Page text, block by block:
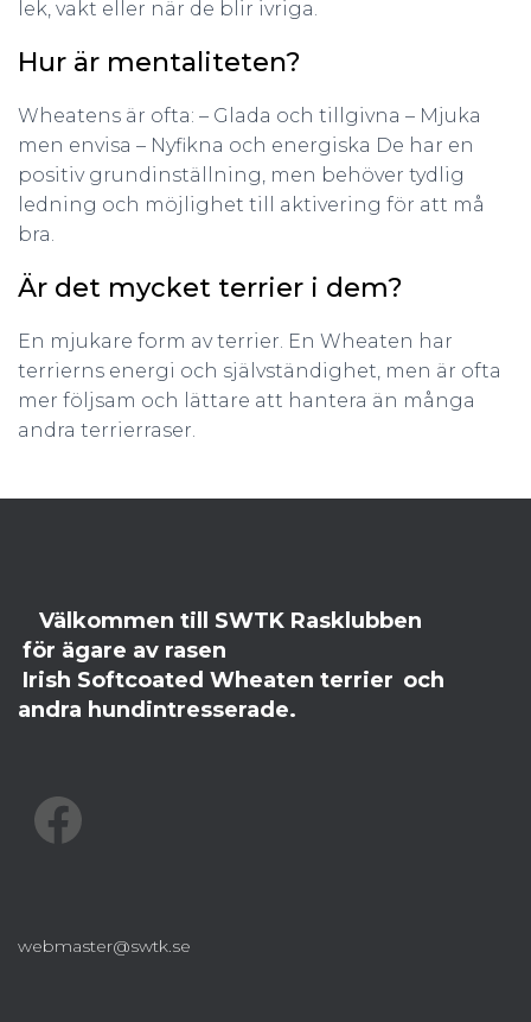
lek, vakt eller när de blir ivriga.
Hur är mentaliteten?
Wheatens är ofta: – Glada och tillgivna – Mjuka
men envisa – Nyfikna och energiska De har en
positiv grundinställning, men behöver tydlig
ledning och möjlighet till aktivering för att må
bra.
Är det mycket terrier i dem?
En mjukare form av terrier. En Wheaten har
terrierns energi och självständighet, men är ofta
mer följsam och lättare att hantera än många
andra terrierraser.
Välkommen till SWTK Rasklubben
för ägare av rasen
Irish Softcoated Wheaten terrier och
andra hundintresserade.
webmaster@swtk.se